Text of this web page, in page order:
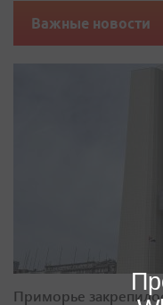
Важные новости
Приморье